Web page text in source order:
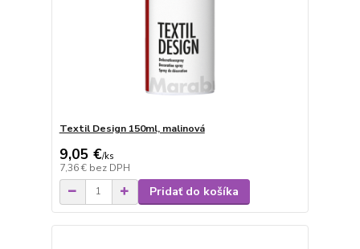
Textil Design 150ml, malinová
9,05 €/ks
7,36 € bez DPH
Pridať do košíka